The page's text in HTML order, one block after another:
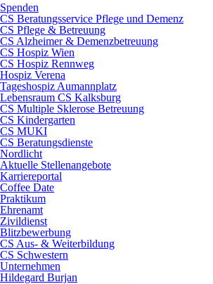
Spenden
CS Beratungsservice Pflege und Demenz
CS Pflege & Betreuung
CS Alzheimer & Demenzbetreuung
CS Hospiz Wien
CS Hospiz Rennweg
Hospiz Verena
Tageshospiz Aumannplatz
Lebensraum CS Kalksburg
CS Multiple Sklerose Betreuung
CS Kindergarten
CS MUKI
CS Beratungsdienste
Nordlicht
Aktuelle Stellenangebote
Karriereportal
Coffee Date
Praktikum
Ehrenamt
Zivildienst
Blitzbewerbung
CS Aus- & Weiterbildung
CS Schwestern
Unternehmen
Hildegard Burjan